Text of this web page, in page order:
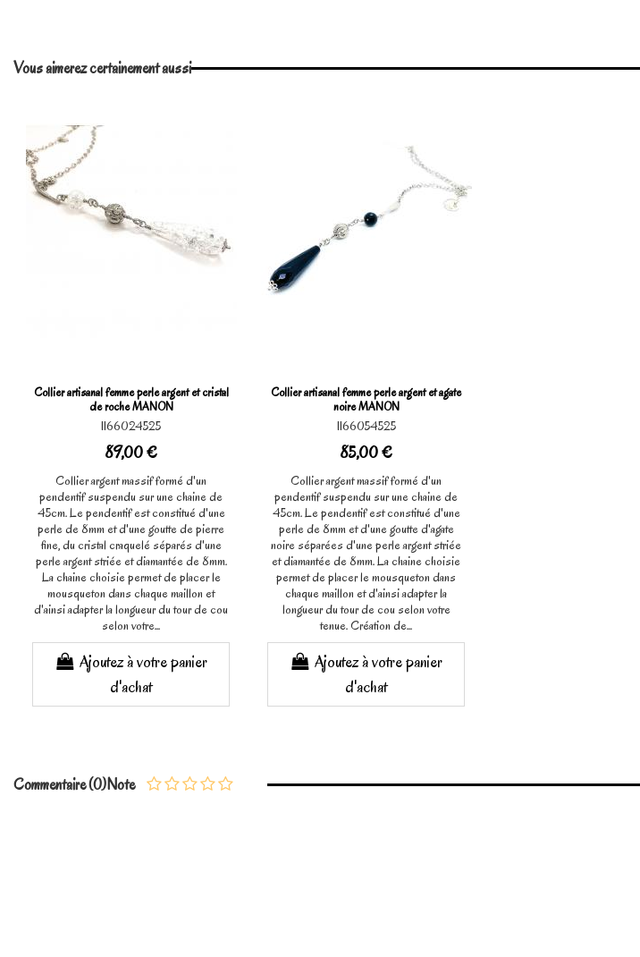
Vous aimerez certainement aussi
Collier artisanal femme perle argent et cristal
de roche MANON
1166024525
89,00 €
Collier argent massif formé d'un
pendentif suspendu sur une chaine de
45cm. Le pendentif est constitué d'une
perle de 8mm et d'une goutte de pierre
fine, du cristal craquelé séparés d'une
perle argent striée et diamantée de 8mm.
La chaine choisie permet de placer le
mousqueton dans chaque maillon et
d'ainsi adapter la longueur du tour de cou
selon votre...
Ajoutez à votre panier
d'achat
Collier artisanal femme perle argent et agate
noire MANON
1166054525
85,00 €
Collier argent massif formé d'un
pendentif suspendu sur une chaine de
45cm. Le pendentif est constitué d'une
perle de 8mm et d'une goutte d'agate
noire séparées d'une perle argent striée
et diamantée de 8mm. La chaine choisie
permet de placer le mousqueton dans
chaque maillon et d'ainsi adapter la
longueur du tour de cou selon votre
tenue. Création de...
Ajoutez à votre panier
d'achat
Note
Commentaire (0)